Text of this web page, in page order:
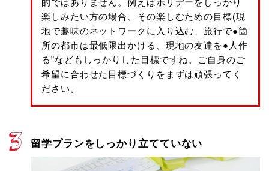
楽しみたい方の場合、その楽しむための目標(現
地で趣味のネットワークに入り込む、旅行で●箇
所の都市は最低限出かける、現地の友達を●人作
る”などもしっかりした目標ですね。ご自身のご
希望に合わせた目標づくりをまずは頑張ってく
ださい。
留学プランをしっかり立てていない